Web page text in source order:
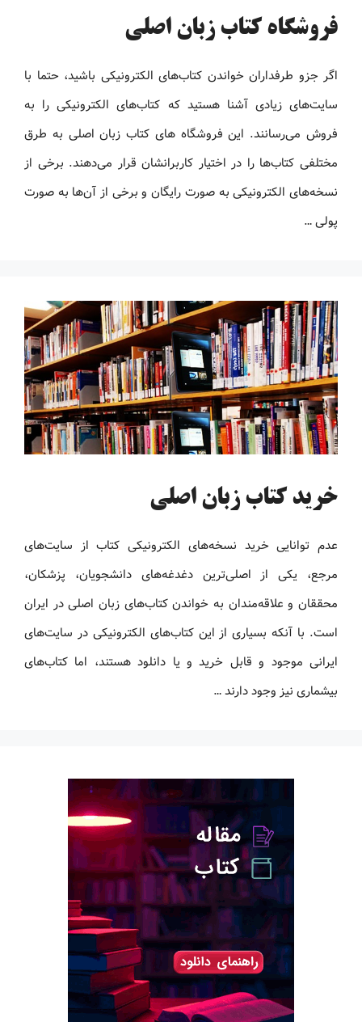
فروشگاه کتاب زبان اصلی
اگر جزو طرفداران خواندن کتاب‌های الکترونیکی باشید، حتما با
سایت‌های زیادی آشنا هستید که کتاب‌های الکترونیکی را به
فروش می‌رسانند. این فروشگاه های کتاب زبان اصلی به طرق
مختلفی کتاب‌ها را در اختیار کاربرانشان قرار می‌دهند. برخی از
نسخه‌های الکترونیکی به صورت رایگان و برخی از آن‌ها به صورت
پولی …
خرید کتاب زبان اصلی
عدم توانایی خرید نسخه‌های الکترونیکی کتاب‌ از سایت‌های
مرجع، یکی از اصلی‌ترین دغدغه‌های دانشجویان، پزشکان،
محققان و علاقه‌مندان به خواندن کتاب‌های زبان اصلی در ایران
است. با آنکه بسیاری از این کتاب‌های الکترونیکی در سایت‌های
ایرانی موجود و قابل خرید و یا دانلود هستند، اما کتاب‌های
بیشماری نیز وجود دارند …